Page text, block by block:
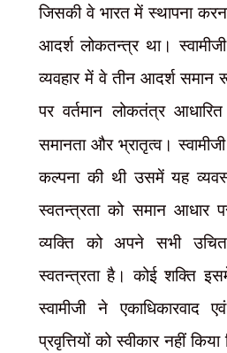
जिसकी वे भारत में स्थापना
आदर्श लोकतन्त्र था।
व्यवहार में वे तीन आदर्श
पर वर्तमान लोकतंत्र
समानता और भ्रातृत्व।
कल्पना की थी उसमें यह
स्वतन्त्रता को समान आधार
व्यक्ति को अपने सभी
स्वतन्त्रता है। कोई शक्ति
स्वामीजी ने एकाधिकारवाद
प्रवृत्तियों को स्वीकार नहीं